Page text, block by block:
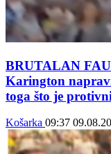
BRUTALAN
Karington
toga što je
Košarka 09:37